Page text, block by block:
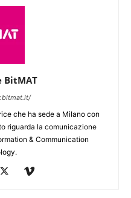
BitMAT
che ha sede a Milano con
riguarda la comunicazione
& Communication